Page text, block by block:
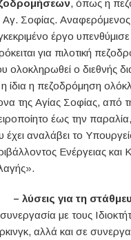
, όπως η
Αγ. Σοφίας.
έργο υπενθύμισε
για πιλοτική
ολοκληρωθεί ο διεθνής
η ίδια η πεζοδρόμηση
της Αγίας Σοφίας, από
έως την παραλία,
έχει αναλάβει το
Ενέργειας και
– λύσεις για τη
με τους
αλλά και σε